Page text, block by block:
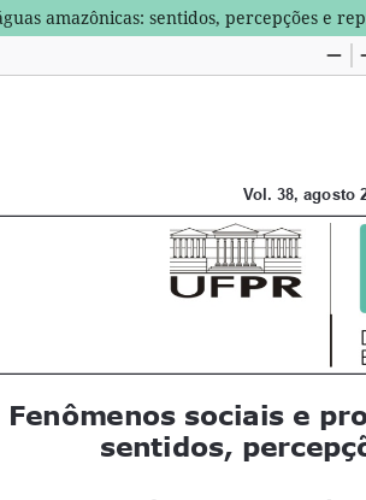
amazônicas: sentidos, percepções e